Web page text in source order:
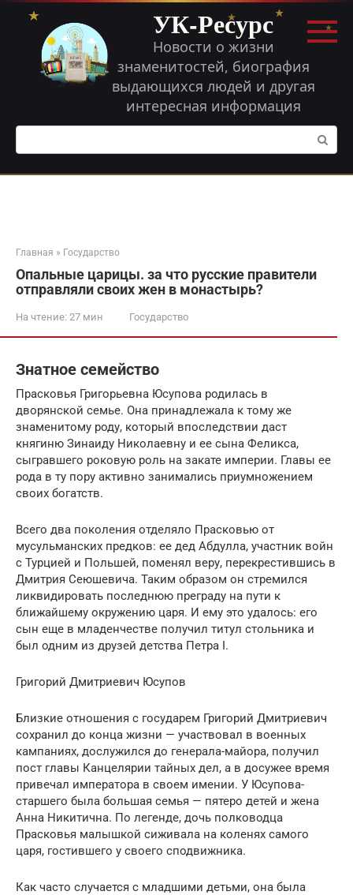
Перейти
контенту
УК-Ресурс
Новости о жизни
знаменитостей, биография
выдающихся людей и другая
интересная информация
Поиск:
Главная » Государство
Опальные царицы. за что русские правители
отправляли своих жен в монастырь?
На чтение: 27 мин Государство
Знатное семейство
Прасковья Григорьевна Юсупова родилась в
дворянской семье. Она принадлежала к тому же
знаменитому роду, который впоследствии даст
княгиню Зинаиду Николаевну и ее сына Феликса,
сыгравшего роковую роль на закате империи. Главы ее
рода в ту пору активно занимались приумножением
своих богатств.
Всего два поколения отделяло Прасковью от
мусульманских предков: ее дед Абдулла, участник войн
с Турцией и Польшей, поменял веру, перекрестившись в
Дмитрия Сеюшевича. Таким образом он стремился
ликвидировать последнюю преграду на пути к
ближайшему окружению царя. И ему это удалось: его
сын еще в младенчестве получил титул стольника и
был одним из друзей детства Петра I.
Григорий Дмитриевич Юсупов
Близкие отношения с государем Григорий Дмитриевич
сохранил до конца жизни — участвовал в военных
кампаниях, дослужился до генерала-майора, получил
пост главы Канцелярии тайных дел, а в досужее время
привечал императора в своем имении. У Юсупова-
старшего была большая семья — пятеро детей и жена
Анна Никитична. По легенде, дочь полководца
Прасковья малышкой сиживала на коленях самого
царя, гостившего у своего сподвижника.
Как часто случается с младшими детьми, она была